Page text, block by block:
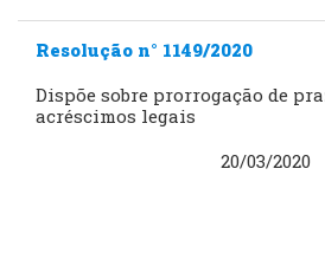
Resolução n° 1149/2020
Dispõe sobre prorrogação de
acréscimos legais
20/03/2020